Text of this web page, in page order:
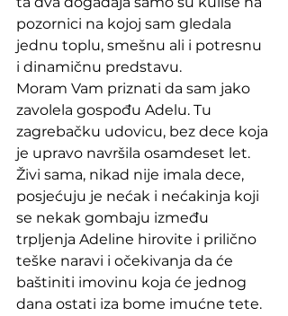
pozornici na kojoj sam gledala
jednu toplu, smešnu ali i potresnu
i dinamičnu predstavu.
Moram Vam priznati da sam jako
zavolela gospođu Adelu. Tu
zagrebačku udovicu, bez dece koja
je upravo navršila osamdeset let.
Živi sama, nikad nije imala dece,
posjećuju je nećak i nećakinja koji
se nekak gombaju između
trpljenja Adeline hirovite i prilično
teške naravi i očekivanja da će
baštiniti imovinu koja će jednog
dana ostati iza bome imućne tete.